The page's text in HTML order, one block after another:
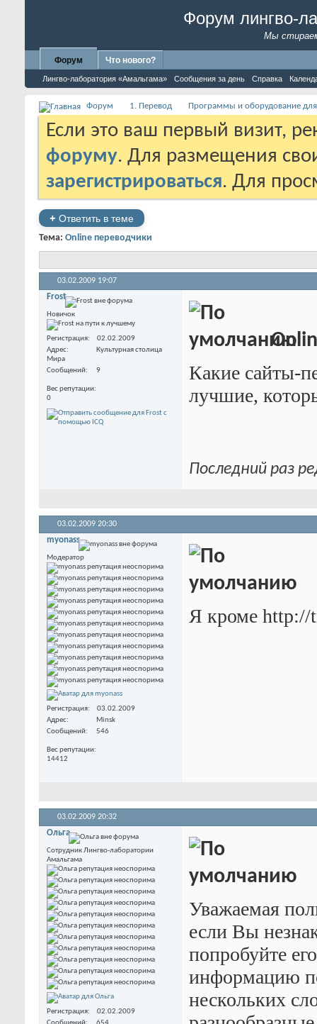
Форум лингво-
Мы
Форум
Лингво-лаборатория «Амальгама» Сообщения за день Справка
Что нового?
Форум 1. Перевод Программы и оборудование
Если это ваш первый визит,
форуму. Для размещения
зарегистрироваться. Для
+ Ответить в теме
Тема: Online переводчики
03.02.2009 19:07
Frost
Новичок
Регистрация
02.02.2009
Адрес
Культурная столица
Мира
Сообщений
9
Вес репутации
0
Какие сайты-
лучшие,
Последний раз
03.02.2009 20:30
myonass
Модератор
Регистрация
03.02.2009
Адрес
Minsk
Сообщений
546
Вес репутации
14412
Я кроме http://
03.02.2009 20:32
Ольга
Сотрудник Лингво-лаборатории
Амальгама
Регистрация
02.02.2009
Уважаемая
если Вы
попробуйте
информацию
нескольких